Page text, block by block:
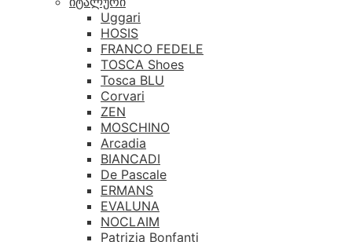
Uggari
HOSIS
FRANCO FEDELE
TOSCA Shoes
Tosca BLU
Corvari
ZEN
MOSCHINO
Arcadia
BIANCADI
De Pascale
ERMANS
EVALUNA
NOCLAIM
Patrizia Bonfanti